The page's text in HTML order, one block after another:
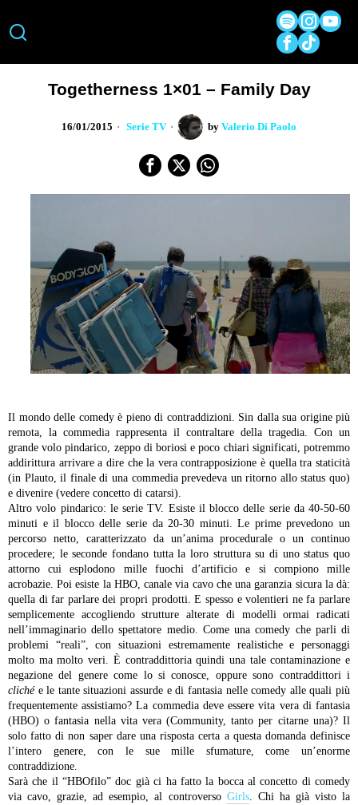
Togetherness 1×01 – Family Day
16/01/2015 Serie TV by Valerio Di Paolo
Il mondo delle comedy è pieno di contraddizioni. Sin dalla sua origine più
remota, la commedia rappresenta il contraltare della tragedia. Con un
grande volo pindarico, zeppo di boriosi e poco chiari significati, potremmo
addirittura arrivare a dire che la vera contrapposizione è quella tra staticità
(in Plauto, il finale di una commedia prevedeva un ritorno allo status quo)
e divenire (vedere concetto di catarsi).
Altro volo pindarico: le serie TV. Esiste il blocco delle serie da 40-50-60
minuti e il blocco delle serie da 20-30 minuti. Le prime prevedono un
percorso netto, caratterizzato da un’anima procedurale o un continuo
procedere; le seconde fondano tutta la loro struttura su di uno status quo
attorno cui esplodono mille fuochi d’artificio e si compiono mille
acrobazie. Poi esiste la HBO, canale via cavo che una garanzia sicura la dà:
quella di far parlare dei propri prodotti. E spesso e volentieri ne fa parlare
semplicemente accogliendo strutture alterate di modelli ormai radicati
nell’immaginario dello spettatore medio. Come una comedy che parli di
problemi “reali”, con situazioni estremamente realistiche e personaggi
molto ma molto veri. È contraddittoria quindi una tale contaminazione e
negazione del genere come lo si conosce, oppure sono contraddittori i
clichée le tante situazioni assurde e di fantasia nelle comedy alle quali più
frequentemente assistiamo? La commedia deve essere vita vera di fantasia
(HBO) o fantasia nella vita vera (Community, tanto per citarne una)? Il
solo fatto di non saper dare una risposta certa a questa domanda definisce
l’intero genere, con le sue mille sfumature, come un’enorme
contraddizione.
Sarà che il “HBOfilo” doc già ci ha fatto la bocca al concetto di comedy
via cavo, grazie, ad esempio, al controverso Girls. Chi ha già visto la